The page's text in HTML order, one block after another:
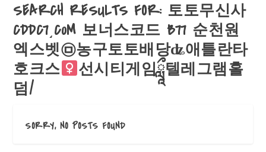
SEARCH RESULTS FOR: 토토무신사
CDDC7͵C0M 보너스코드 B77 순천원
엑스벳㉤농구토토배당ʥ애틀란타
호크스
선시티게임ཹ텔레그램홀
덤/
SORRY, NO POSTS FOUND